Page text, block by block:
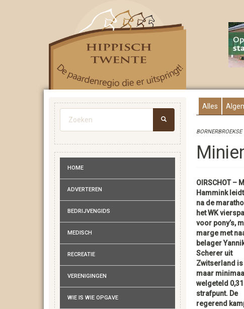
Zoekveld
HOME
ADVERTEREN
BEDRIJVENGIDS
MEDISCH
RECREATIE
VERENIGINGEN
WIE IS WIE OPGAVE
Alles
OIRSCHOT –
Hammink
na de
het WK
voor pony’s,
marge met
belager
Scherer uit
Zwitserland
maar
welgeteld 0,31
strafpunt. De
regerend